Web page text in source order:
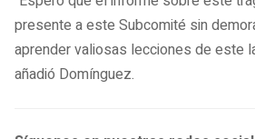
presente a este Subcomité sin
aprender valiosas lecciones de este
añadió Domínguez.